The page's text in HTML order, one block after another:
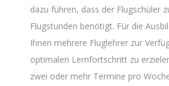
dazu führen, dass der Flugschüler
Flugstunden benötigt. Für die
Ihnen mehrere Fluglehrer zur
optimalen Lernfortschritt zu
zwei oder mehr Termine pro